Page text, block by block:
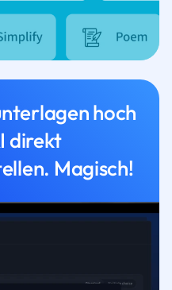
hoch
direkt
Magisch!